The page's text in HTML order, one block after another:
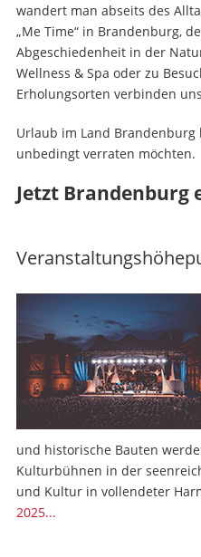
wandert man abseits des
„Me Time“ in Brandenburg,
Abgeschiedenheit in der
Wellness & Spa oder zu
Erholungsorten verbinden
Urlaub im Land Brandenburg
unbedingt verraten möchten.
Jetzt Brandenburg
und historische Bauten
Kulturbühnen in der
und Kultur in vollendeter
2025...